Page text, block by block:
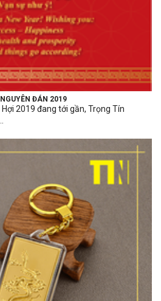
ĐÁN 2019
2019 đang tới gần, Trọng Tín